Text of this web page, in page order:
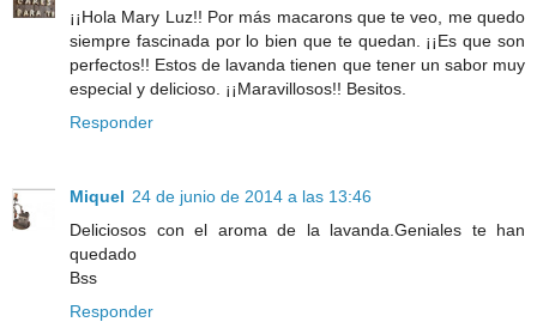
¡¡Hola Mary Luz!! Por más macarons que te veo, me quedo
siempre fascinada por lo bien que te quedan. ¡¡Es que son
perfectos!! Estos de lavanda tienen que tener un sabor muy
especial y delicioso. ¡¡Maravillosos!! Besitos.
Responder
Miquel 24 de junio de 2014 a las 13:46
Deliciosos con el aroma de la lavanda.Geniales te han
quedado
Bss
Responder